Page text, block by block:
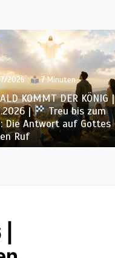
2026 7 Minuten
KOMMT DER KÖNIG |
|
Treu bis zum
Die Antwort auf Gottes
Ruf